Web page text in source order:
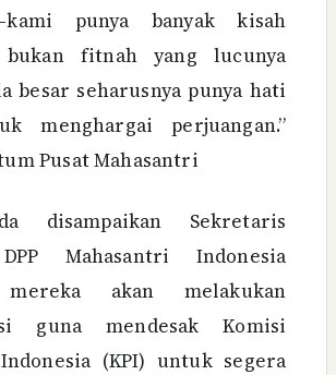
punya banyak kisah
fitnah yang lucunya
besar seharusnya punya hati
menghargai perjuangan.”
Pusat Mahasantri
disampaikan Sekretaris
Mahasantri Indonesia
akan melakukan
guna mendesak Komisi
(KPI) untuk segera